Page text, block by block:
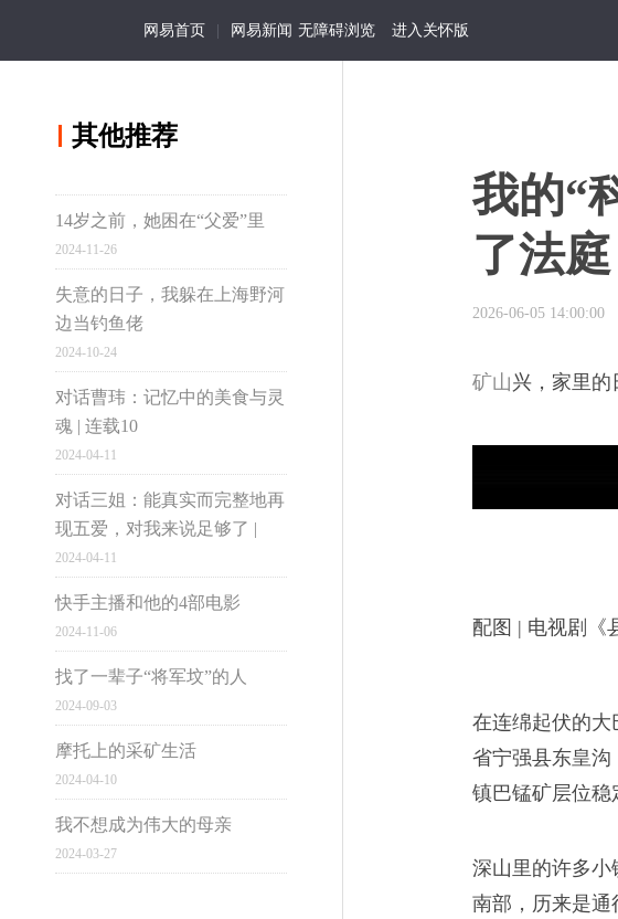
网易首页 网易新闻 无障碍浏览 进入关怀版
我的“
了法
2026-06-05 14:00:00
矿山兴，家里的
配图 | 电视剧《
在连绵起伏的大
省宁强县东皇沟
镇巴锰矿层位稳
深山里的许多
南部，历来是通
其他推荐
14岁之前，她困在“父爱”里
2024-11-26
失意的日子，我躲在上海野河
边当钓鱼佬
2024-10-24
对话曹玮：记忆中的美食与灵
魂 | 连载10
2024-04-11
对话三姐：能真实而完整地再
现五爱，对我来说足够了 |
2024-04-11
快手主播和他的4部电影
2024-11-06
找了一辈子“将军坟”的人
2024-09-03
摩托上的采矿生活
2024-04-10
我不想成为伟大的母亲
2024-03-27